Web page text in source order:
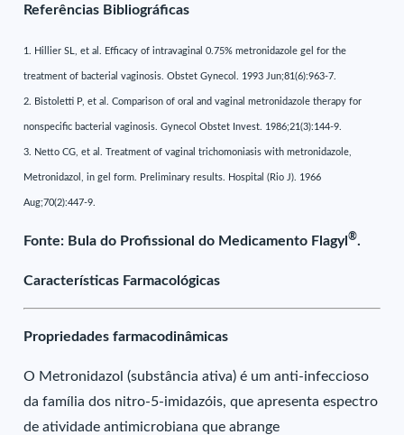
Referências Bibliográficas
1. Hillier SL, et al. Efficacy of intravaginal 0.75% metronidazole gel for the
treatment of bacterial vaginosis. Obstet Gynecol. 1993 Jun;81(6):963-7.
2. Bistoletti P, et al. Comparison of oral and vaginal metronidazole therapy for
nonspecific bacterial vaginosis. Gynecol Obstet Invest. 1986;21(3):144-9.
3. Netto CG, et al. Treatment of vaginal trichomoniasis with metronidazole,
Metronidazol, in gel form. Preliminary results. Hospital (Rio J). 1966
Aug;70(2):447-9.
Fonte: Bula do Profissional do Medicamento Flagyl®.
Características Farmacológicas
Propriedades farmacodinâmicas
O Metronidazol (substância ativa) é um anti-infeccioso
da família dos nitro-5-imidazóis, que apresenta espectro
de atividade antimicrobiana que abrange